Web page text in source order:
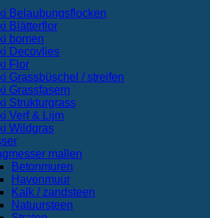
Belaubungsflocken
Blätterflor
bomen
Decovlies
Flor
Grassbüschel / streifen
Grassfasern
Strukturgrass
Verf & Lijm
Wildgras
mallen
Betonmuren
Havenmuur
Kalk / zandsteen
Natuursteen